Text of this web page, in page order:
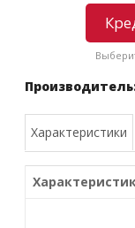
Характеристики